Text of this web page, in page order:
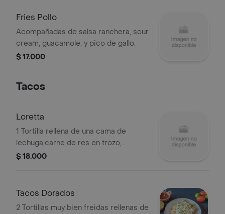
Fries Pollo
Acompañadas de salsa ranchera, sour
cream, guacamole, y pico de gallo.
$ 17.000
Tacos
Loretta
1 Tortilla rellena de una cama de
lechuga,carne de res en trozo,
chorizo, cebolla en juliana, sour cream
$ 18.000
Tacos Dorados
2 Tortillas muy bien freidas rellenas de